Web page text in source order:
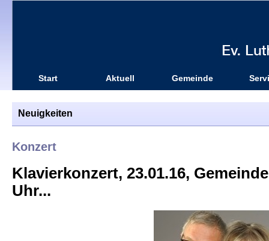
Start Aktuell Gemeinde
Neuigkeiten
Konzert
Klavierkonzert, 23.01.16,
Uhr...